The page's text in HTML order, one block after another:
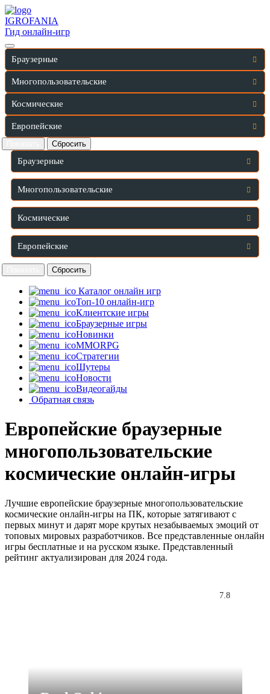
IGROFANIA
Гид онлайн-игр
Браузерные
Многопользовательские
Космические
Европейские
Браузерные
Многопользовательские
Космические
Европейские
Каталог онлайн игр
Топ-10 онлайн-игр
Клиентские игры
Браузерные игры
Новинки
MMORPG
Стратегии
Шутеры
Новости
Видеогайды
Обратная связь
Европейские браузерные
многопользовательские
космические онлайн-игры
Лучшие европейские браузерные многопользовательские
космические онлайн-игры на ПК, которые затягивают с
первых минут и дарят море крутых незабываемых эмоций от
топовых мировых разработчиков. Все представленные онлайн
игры бесплатные и на русском языке. Представленный
рейтинг актуализирован для 2024 года.
7.8